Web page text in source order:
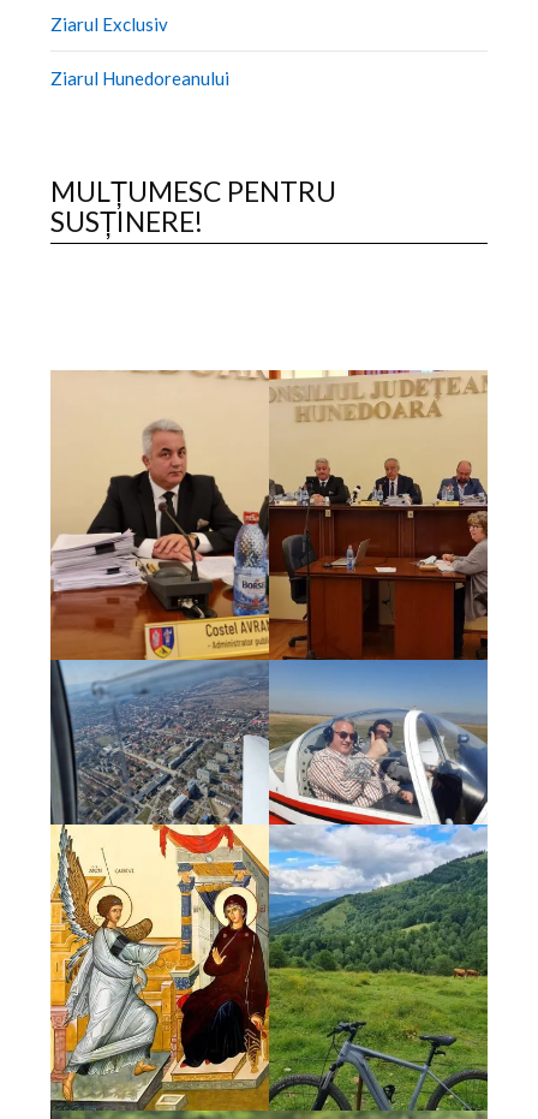
Ziarul Exclusiv
Ziarul Hunedoreanului
MULȚUMESC PENTRU
SUSȚINERE!